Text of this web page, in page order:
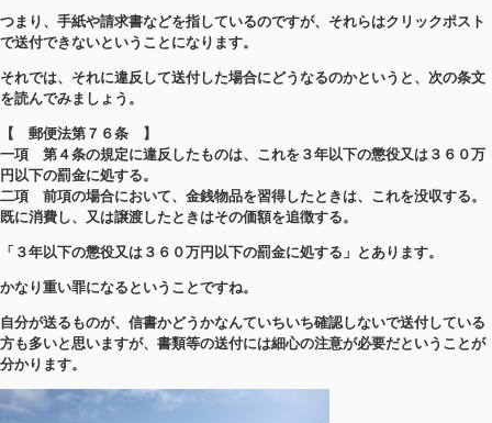
つまり、手紙や請求書などを指しているのですが、それらはクリックポスト
で送付できないということになります。
それでは、それに違反して送付した場合にどうなるのかというと、次の条文
を読んでみましょう。
【 郵便法第７６条 】
一項 第４条の規定に違反したものは、これを３年以下の懲役又は３６０万
円以下の罰金に処する。
二項 前項の場合において、金銭物品を習得したときは、これを没収する。
既に消費し、又は譲渡したときはその価額を追徴する。
「３年以下の懲役又は３６０万円以下の罰金に処する」とあります。
かなり重い罪になるということですね。
自分が送るものが、信書かどうかなんていちいち確認しないで送付している
方も多いと思いますが、書類等の送付には細心の注意が必要だということが
分かります。